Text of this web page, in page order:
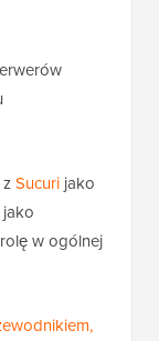
Sucuri jako
jako
w ogólnej